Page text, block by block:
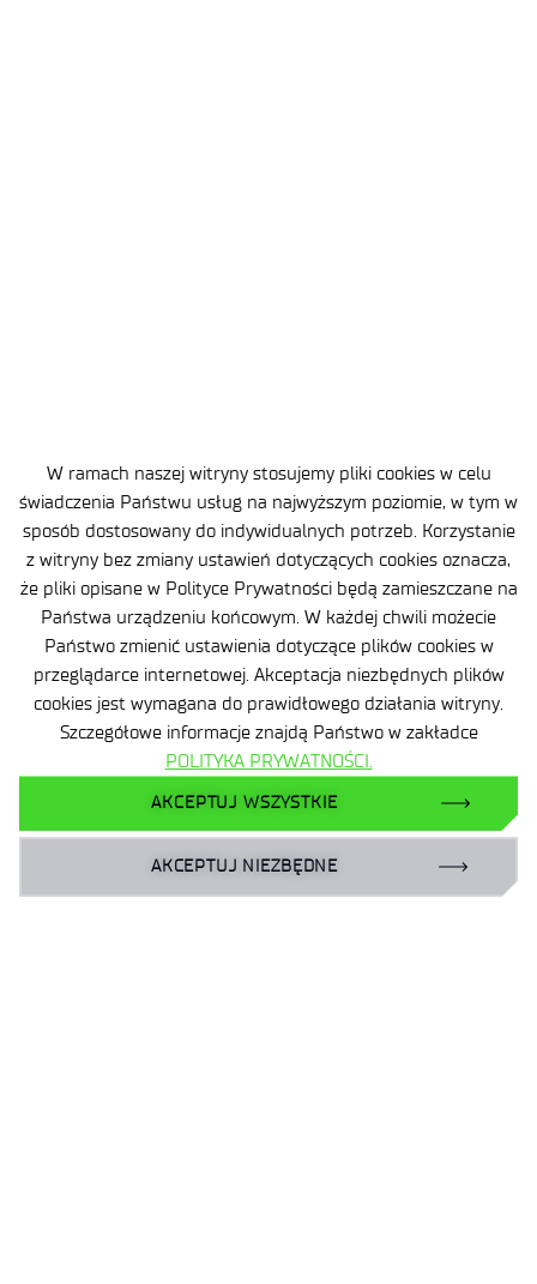
W ramach naszej witryny stosujemy pliki cookies w celu
świadczenia Państwu usług na najwyższym poziomie, w tym w
sposób dostosowany do indywidualnych potrzeb. Korzystanie
z witryny bez zmiany ustawień dotyczących cookies oznacza,
że pliki opisane w Polityce Prywatności będą zamieszczane na
Państwa urządzeniu końcowym. W każdej chwili możecie
Państwo zmienić ustawienia dotyczące plików cookies w
przeglądarce internetowej. Akceptacja niezbędnych plików
cookies jest wymagana do prawidłowego działania witryny.
Szczegółowe informacje znajdą Państwo w zakładce
POLITYKA PRYWATNOŚCI.
AKCEPTUJ WSZYSTKIE
AKCEPTUJ NIEZBĘDNE
się w gronie 2% najczęściej cytowanych naukowców
świata.
‹ … 4 ›